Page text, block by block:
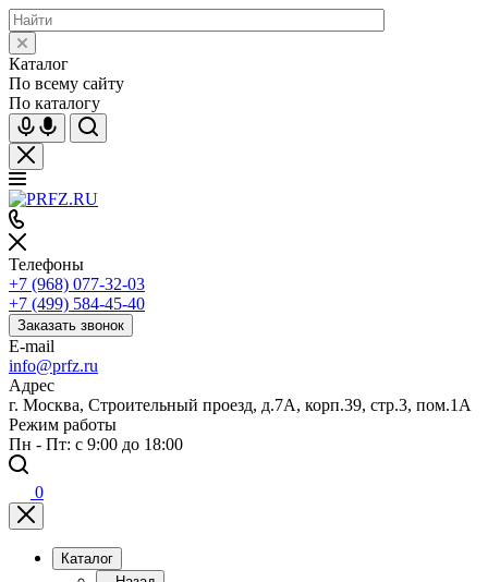
Каталог
По всему сайту
По каталогу
Телефоны
+7 (968) 077-32-03
+7 (499) 584-45-40
Заказать звонок
E-mail
info@prfz.ru
Адрес
г. Москва, Строительный проезд, д.7А, корп.39, стр.3, пом.1А
Режим работы
Пн - Пт: с 9:00 до 18:00
0
Каталог